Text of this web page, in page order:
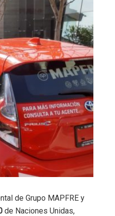
de Grupo MAPFRE y
de Naciones Unidas,